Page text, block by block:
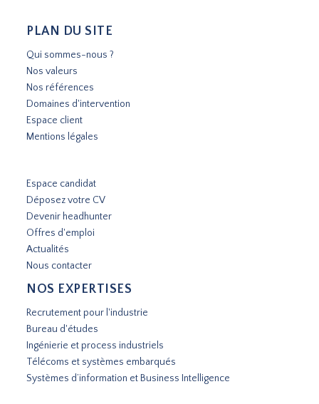
PLAN DU SITE
Qui sommes-nous ?
Nos valeurs
Nos références
Domaines d'intervention
Espace client
Mentions légales
Espace candidat
Déposez votre CV
Devenir headhunter
Offres d'emploi
Actualités
Nous contacter
NOS EXPERTISES
Recrutement pour l'industrie
Bureau d'études
Ingénierie et process industriels
Télécoms et systèmes embarqués
Systèmes d’information et Business Intelligence